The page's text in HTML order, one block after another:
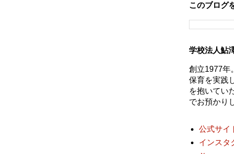
このブログ
学校法人鮎
創立1977年
保育を実践
を抱いてい
でお預かり
公式サイ
インスタ